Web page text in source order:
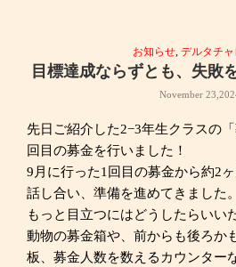
お知らせ デルタチ
目標達成ならずとも、失敗
November
先日ご紹介した2−3年生クラスの
回目の募金を行いました！
9月に行った1回目の募金から約2
話し合い、準備を進めてきました。
もっと目立つにはどうしたらいい
動物の募金箱や、前からも後ろか
板、募金人数を数えるカウンター